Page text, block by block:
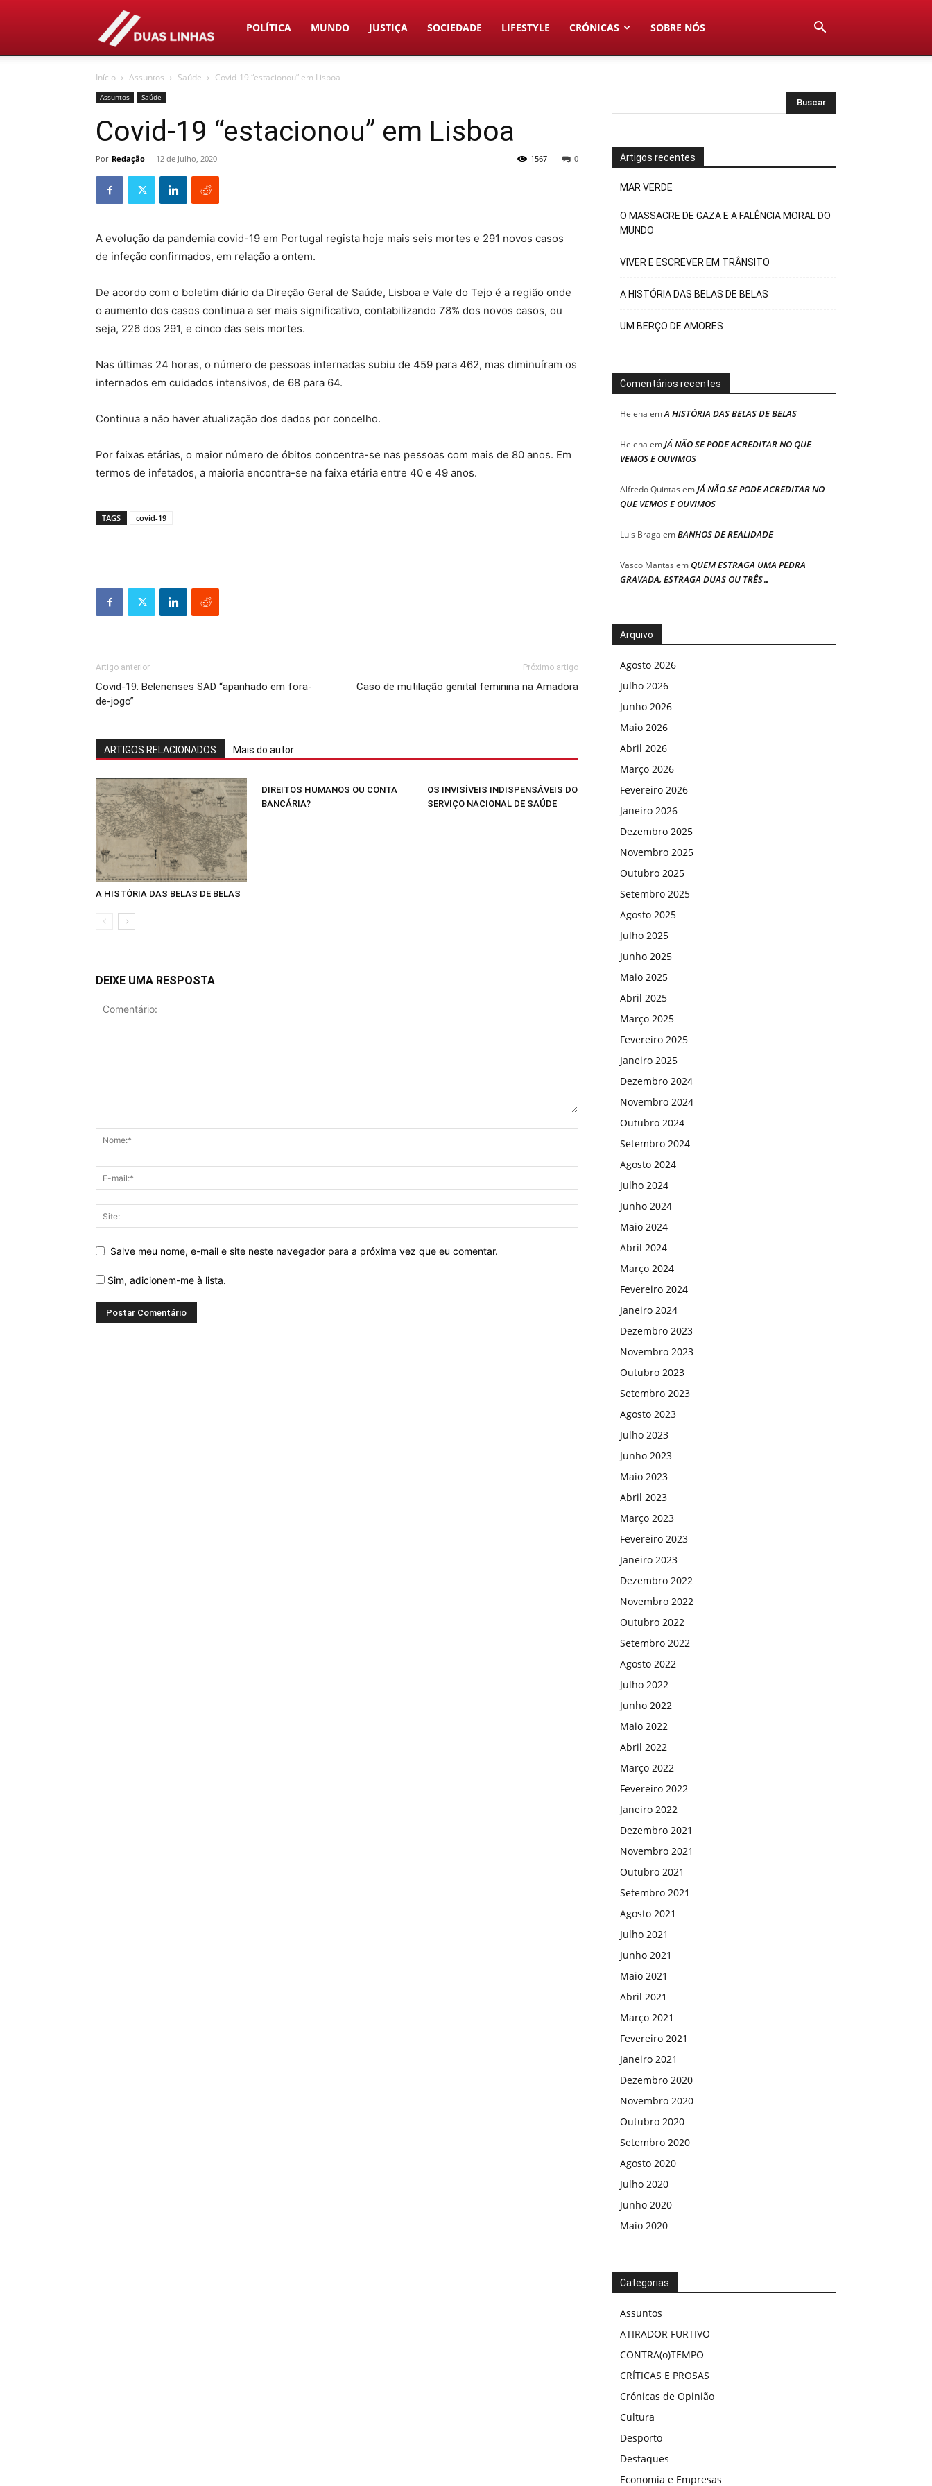
Duas
Linhas
POLÍTICA MUNDO JUSTIÇA SOCIEDADE LIFESTYLE CRÓNICAS SOBRE NÓS
Início Assuntos Saúde Covid-19 “estacionou” em Lisboa
Assuntos Saúde
Covid-19 “estacionou” em Lisboa
Por Redação - 12 de Julho, 2020 0
1567
A evolução da pandemia covid-19 em Portugal regista hoje mais seis mortes e 291 novos casos
de infeção confirmados, em relação a ontem.
De acordo com o boletim diário da Direção Geral de Saúde, Lisboa e Vale do Tejo é a região onde
o aumento dos casos continua a ser mais significativo, contabilizando 78% dos novos casos, ou
seja, 226 dos 291, e cinco das seis mortes.
Nas últimas 24 horas, o número de pessoas internadas subiu de 459 para 462, mas diminuíram os
internados em cuidados intensivos, de 68 para 64.
Continua a não haver atualização dos dados por concelho.
Por faixas etárias, o maior número de óbitos concentra-se nas pessoas com mais de 80 anos. Em
termos de infetados, a maioria encontra-se na faixa etária entre 40 e 49 anos.
TAGS covid-19
Artigo anterior
Covid-19: Belenenses SAD “apanhado em fora-
de-jogo”
Próximo artigo
Caso de mutilação genital feminina na Amadora
ARTIGOS RELACIONADOS Mais do autor
A HISTÓRIA DAS BELAS DE BELAS
DIREITOS HUMANOS OU CONTA
BANCÁRIA?
OS INVISÍVEIS INDISPENSÁVEIS DO
SERVIÇO NACIONAL DE SAÚDE
DEIXE UMA RESPOSTA
Salve meu nome, e-mail e site neste navegador para a próxima vez que eu comentar.
Sim, adicionem-me à lista.
Artigos recentes
MAR VERDE
O MASSACRE DE GAZA E A FALÊNCIA MORAL DO
MUNDO
VIVER E ESCREVER EM TRÂNSITO
A HISTÓRIA DAS BELAS DE BELAS
UM BERÇO DE AMORES
Comentários recentes
Helena emA HISTÓRIA DAS BELAS DE BELAS
Helena emJÁ NÃO SE PODE ACREDITAR NO QUE
VEMOS E OUVIMOS
Alfredo Quintas emJÁ NÃO SE PODE ACREDITAR NO
QUE VEMOS E OUVIMOS
Luis Braga emBANHOS DE REALIDADE
Vasco Mantas emQUEM ESTRAGA UMA PEDRA
GRAVADA, ESTRAGA DUAS OU TRÊS…
Arquivo
Agosto 2026
Julho 2026
Junho 2026
Maio 2026
Abril 2026
Março 2026
Fevereiro 2026
Janeiro 2026
Dezembro 2025
Novembro 2025
Outubro 2025
Setembro 2025
Agosto 2025
Julho 2025
Junho 2025
Maio 2025
Abril 2025
Março 2025
Fevereiro 2025
Janeiro 2025
Dezembro 2024
Novembro 2024
Outubro 2024
Setembro 2024
Agosto 2024
Julho 2024
Junho 2024
Maio 2024
Abril 2024
Março 2024
Fevereiro 2024
Janeiro 2024
Dezembro 2023
Novembro 2023
Outubro 2023
Setembro 2023
Agosto 2023
Julho 2023
Junho 2023
Maio 2023
Abril 2023
Março 2023
Fevereiro 2023
Janeiro 2023
Dezembro 2022
Novembro 2022
Outubro 2022
Setembro 2022
Agosto 2022
Julho 2022
Junho 2022
Maio 2022
Abril 2022
Março 2022
Fevereiro 2022
Janeiro 2022
Dezembro 2021
Novembro 2021
Outubro 2021
Setembro 2021
Agosto 2021
Julho 2021
Junho 2021
Maio 2021
Abril 2021
Março 2021
Fevereiro 2021
Janeiro 2021
Dezembro 2020
Novembro 2020
Outubro 2020
Setembro 2020
Agosto 2020
Julho 2020
Junho 2020
Maio 2020
Categorias
Assuntos
ATIRADOR FURTIVO
CONTRA(o)TEMPO
CRÍTICAS E PROSAS
Crónicas de Opinião
Cultura
Desporto
Destaques
Economia e Empresas